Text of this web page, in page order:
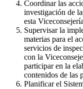
Coordinar las
investigación de
esta
Supervisar la
materias para el
servicios de
con la
participar en la
contenidos de las
Planificar el